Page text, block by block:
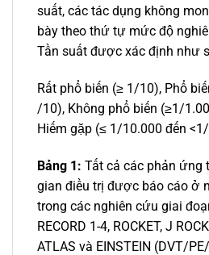
suất, các tác dụng không
bày theo thứ tự mức độ
Tần suất được xác định như
Rất phổ biến (≥ 1/10), Phổ
/10), Không phổ biến (≥1/
Hiếm gặp (≤ 1/10.000 đến
Bảng 1: Tất cả các phản ứng
gian điều trị được báo cáo ở
trong các nghiên cứu giai
RECORD 1-4, ROCKET, J
ATLAS và EINSTEIN (DVT/